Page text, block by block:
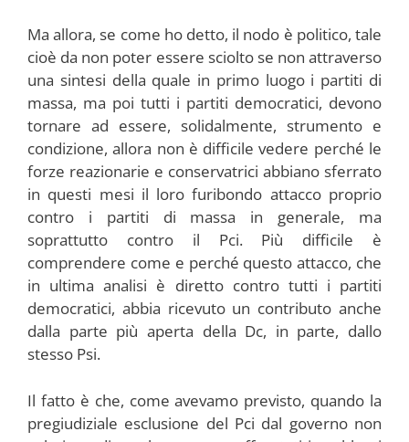
Ma allora, se come ho detto, il nodo è politico, tale
cioè da non poter essere sciolto se non attraverso
una sintesi della quale in primo luogo i partiti di
massa, ma poi tutti i partiti democratici, devono
tornare ad essere, solidalmente, strumento e
condizione, allora non è difficile vedere perché le
forze reazionarie e conservatrici abbiano sferrato
in questi mesi il loro furibondo attacco proprio
contro i partiti di massa in generale, ma
soprattutto contro il Pci. Più difficile è
comprendere come e perché questo attacco, che
in ultima analisi è diretto contro tutti i partiti
democratici, abbia ricevuto un contributo anche
dalla parte più aperta della Dc, in parte, dallo
stesso Psi.
Il fatto è che, come avevamo previsto, quando la
pregiudiziale esclusione del Pci dal governo non